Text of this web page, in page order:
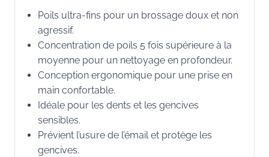
Poils ultra-fins pour un brossage doux et non
agressif.
Concentration de poils 5 fois supérieure à la
moyenne pour un nettoyage en profondeur.
Conception ergonomique pour une prise en
main confortable.
Idéale pour les dents et les gencives
sensibles.
Prévient l’usure de l’émail et protège les
gencives.